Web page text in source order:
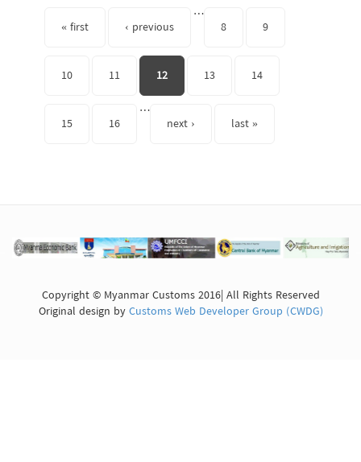
« first ‹ previous
…
8
9
10 11 12 13 14
15 16
…
next ›
last »
Copyright © Myanmar Customs 2016| All Rights Reserved
Original design byCustoms Web Developer Group (CWDG)